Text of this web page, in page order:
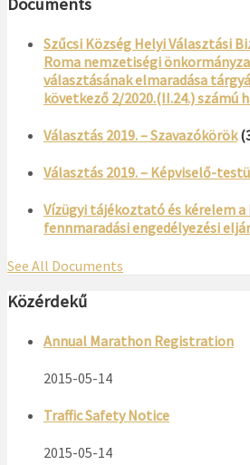
Documents
Szűcsi Község Helyi Választási
Roma nemzetiségi
választásának elmaradása
következő 2/2020.(II.24.) számú
Választás 2019. – Szavazókörök
Választás 2019. – Képviselő-
Vízügyi tájékoztató és kérelem
fennmaradási engedélyezési
See All Documents
Közérdekű
Annual Marathon Registration
2015-05-14
Traffic Safety Notice
2015-05-14